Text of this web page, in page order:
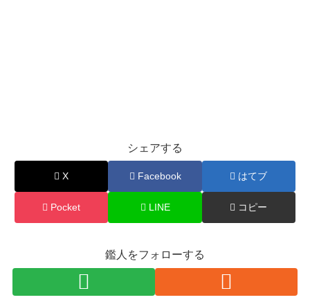
シェアする
X Facebook はてブ
Pocket LINE コピー
鑑人をフォローする